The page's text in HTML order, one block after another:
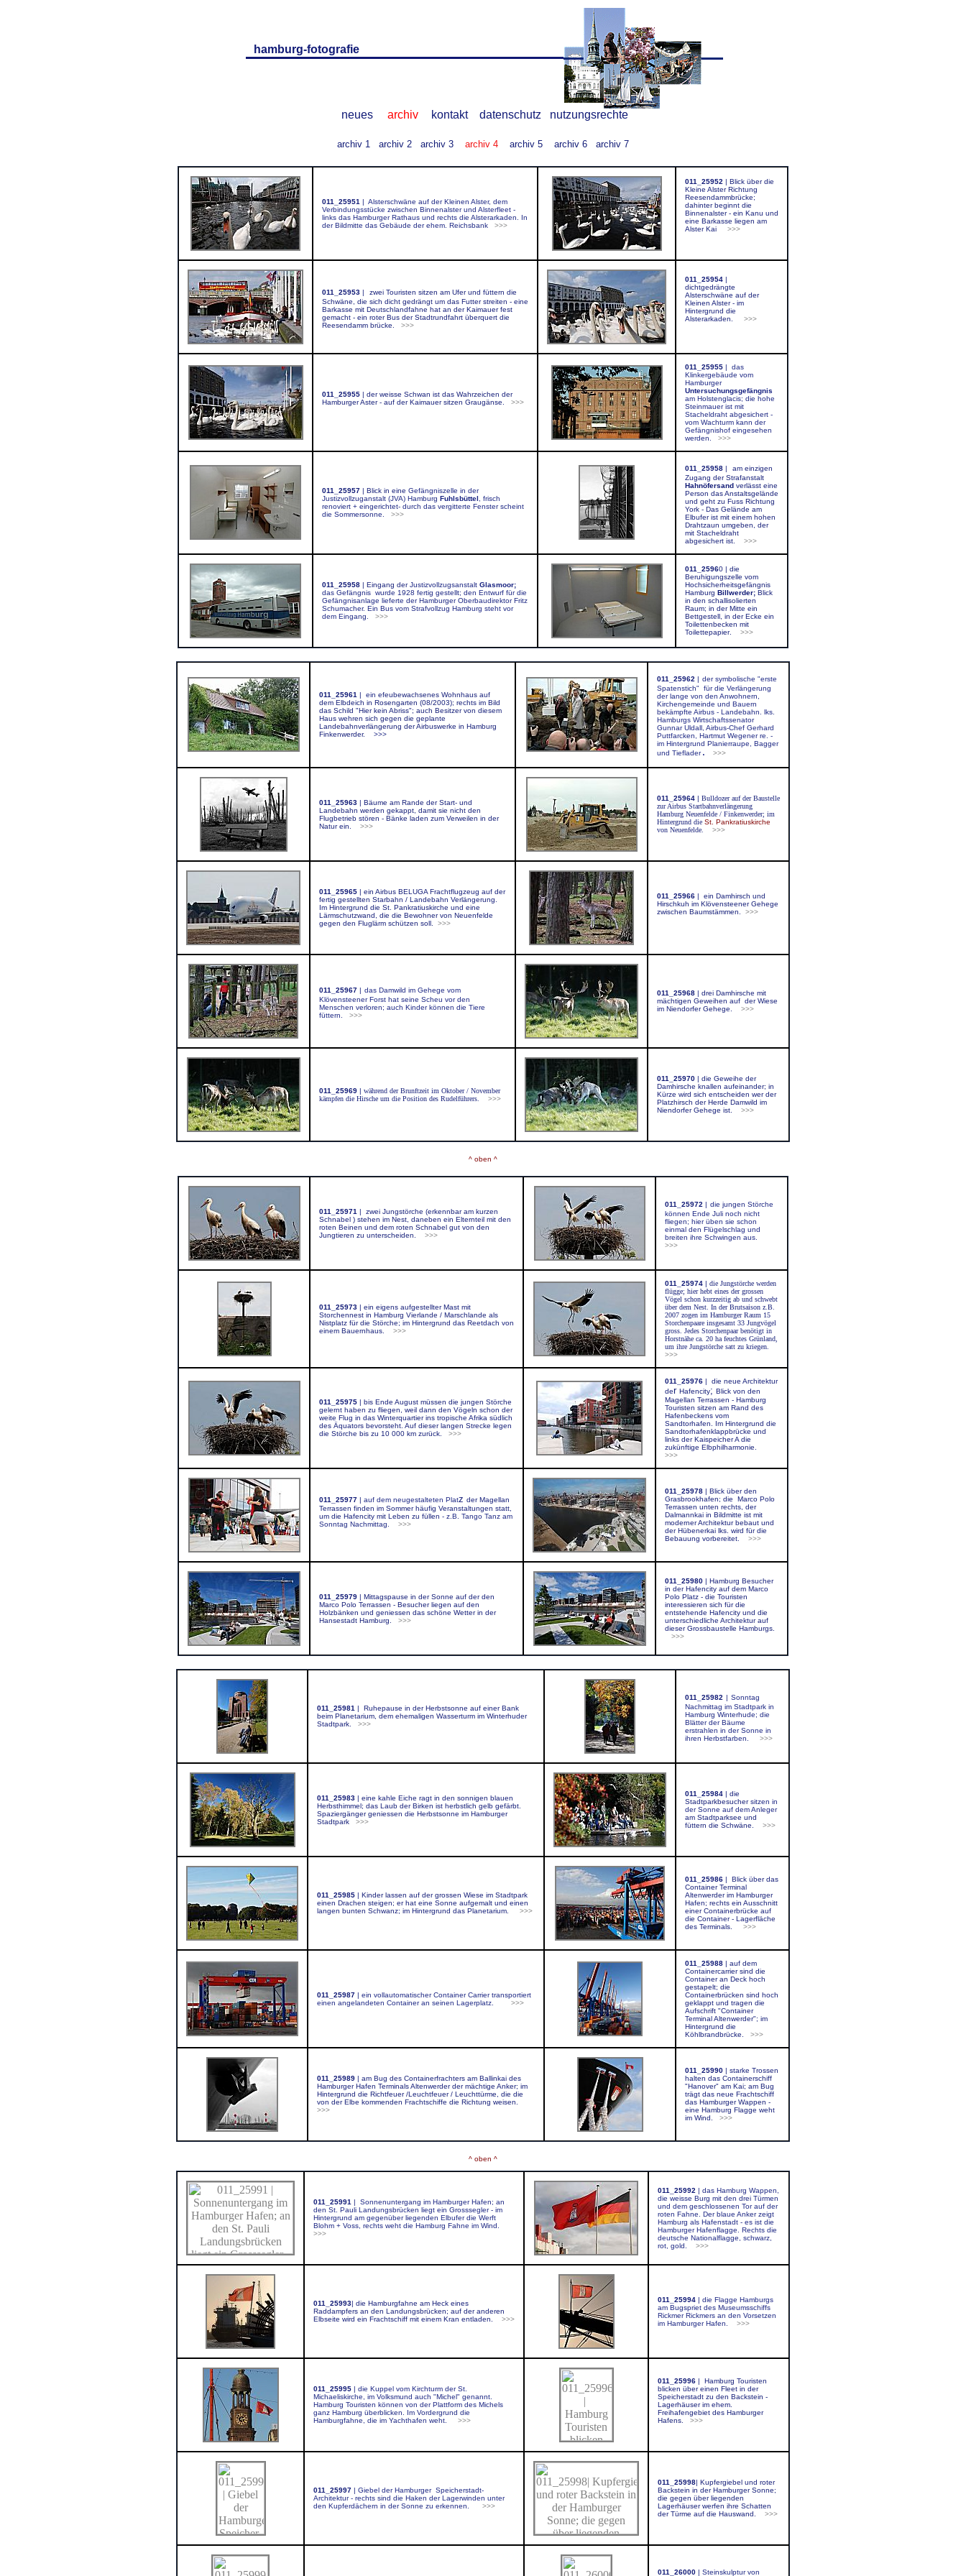
hamburg-fotografie
neues archiv kontakt datenschutz nutzungsrechte
archiv 1 archiv 2 archiv 3 archiv 4 archiv 5 archiv 6 archiv 7
011_25951 | Alsterschwäne auf der Kleinen Alster, dem
Verbindungsstücke zwischen Binnenalster und Alsterfleet -
links das Hamburger Rathaus und rechts die Alsterarkaden. In
der Bildmitte das Gebäude der ehem. Reichsbank >>>
011_25952 | Blick über die
Kleine Alster Richtung
Reesendammbrücke;
dahinter beginnt die
Binnenalster - ein Kanu und
eine Barkasse liegen am
Alster Kai
>>>
011_25953 |
zwei Touristen sitzen am Ufer und füttern die
Schwäne, die sich dicht gedrängt um das Futter streiten - eine
Barkasse mit Deutschlandfahne hat an der Kaimauer fest
gemacht - ein roter Bus der Stadtrundfahrt überquert die
Reesendamm brücke.
>>>
011_25954 |
dichtgedrängte
Alsterschwäne auf der
Kleinen Alster - im
Hintergrund die
Alsterarkaden.
>>>
011_25955 | der weisse Schwan ist das Wahrzeichen der
Hamburger Aster - auf der Kaimauer sitzen Graugänse.
>>>
011_25955 |
das
Klinkergebäude vom
Hamburger
Untersuchungsgefängnis
am Holstenglacis; die hohe
Steinmauer ist mit
Stacheldraht abgesichert -
vom Wachturm kann der
Gefängnishof eingesehen
werden. >>>
011_25957 | Blick in eine Gefängniszelle in der
Justizvollzuganstalt (JVA) Hamburg Fuhlsbüttel , frisch
renoviert + eingerichtet- durch das vergitterte Fenster scheint
die Sommersonne.
>>>
011_25958 |
am einzigen
Zugang der Strafanstalt
Hahnöfersand verlässt eine
Person das Anstaltsgelände
und geht zu Fuss Richtung
York - Das Gelände am
Elbufer ist mit einem hohen
Drahtzaun umgeben, der
mit Stacheldraht
abgesichert ist.
>>>
011_25958 | Eingang derJustizvollzugsanstalt Glasmoor;
das Gefängnis wurde 1928 fertig gestellt; den Entwurf für die
Gefängnisanlage lieferte der Hamburger Oberbaudirektor Fritz
Schumacher. Ein Bus vom Strafvollzug Hamburg steht vor
dem Eingang. >>>
011_25960 | die
Beruhigungszelle vom
Hochsicherheitsgefängnis
Hamburg Billwerder; Blick
in den schallisolierten
Raum; in der Mitte ein
Bettgestell, in der Ecke ein
Toilettenbecken mit
Toilettepapier. >>>
011_25961 | ein efeubewachsenes Wohnhaus auf
dem Elbdeich in Rosengarten (08/2003); rechts im Bild
das Schild "Hier kein Abriss"; auch Besitzer von diesem
Haus wehren sich gegen die geplante
Landebahnverlängerung der Airbuswerke in Hamburg
Finkenwerder.
>>>
011_25962 | der symbolische "erste
Spatenstich" für die Verlängerung
der lange von den Anwohnern,
Kirchengemeinde und Bauern
bekämpfte Airbus - Landebahn. lks.
Hamburgs Wirtschaftssenator
Gunnar Uldall, Airbus-Chef Gerhard
Puttfarcken, Hartmut Wegener re. -
im Hintergrund Planierraupe, Bagger
und Tieflader. >>>
011_25963 | Bäume am Rande der Start- und
Landebahn werden gekappt, damit sie nicht den
Flugbetrieb stören - Bänke laden zum Verweilen in der
Natur ein.
>>>
011_25964 | Bulldozer auf der Baustelle
zur Airbus Startbahnverlängerung
Hamburg Neuenfelde / Finkenwerder; im
Hintergrund die St. Pankratiuskirche
von Neuenfelde.
>>>
011_25965 | ein Airbus BELUGA Frachtflugzeug auf der
fertig gestellten Starbahn / Landebahn Verlängerung.
Im Hintergrund die St. Pankratiuskirche und eine
Lärmschutzwand, die die Bewohner von Neuenfelde
gegen den Fluglärm schützen soll.
>>>
011_25966 |
ein Damhirsch und
Hirschkuh im Klövensteener Gehege
zwischen Baumstämmen.
>>>
011_25967 | das Damwild im Gehege vom
Klövensteener Forst hat seine Scheu vor den
Menschen verloren; auch Kinder können die Tiere
füttern.
>>>
011_25968 | drei Damhirsche mit
mächtigen Geweihen auf der Wiese
im Niendorfer Gehege.
>>>
011_25969 | während der Brunftzeit im Oktober / November
kämpfen die Hirsche um die Position des Rudelführers.
>>>
011_25970 | die Geweihe der
Damhirsche knallen aufeinander; in
Kürze wird sich entscheiden wer der
Platzhirsch der Herde Damwild im
Niendorfer Gehege ist.
>>>
^ oben ^
011_25971 |
zwei Jungstörche (erkennbar am kurzen
Schnabel ) stehen im Nest, daneben ein Elternteil mit den
roten Beinen und dem roten Schnabel gut von den
Jungtieren zu unterscheiden.
>>>
011_25972 | die jungen Störche
können Ende Juli noch nicht
fliegen; hier üben sie schon
einmal den Flügelschlag und
breiten ihre Schwingen aus.
>>>
011_25973 | ein eigens aufgestellter Mast mit
Storchennest in Hamburg Vierlande / Marschlande als
Nistplatz für die Störche; im Hintergrund das Reetdach von
einem Bauernhaus.
>>>
011_25974 | die Jungstörche werden
flügge; hier hebt eines der grossen
Vögel schon kurzzeitig ab und schwebt
über dem Nest. In der Brutsaison z.B.
2007 zogen im Hamburger Raum 15
Storchenpaare insgesamt 33 Jungvögel
gross. Jedes Storchenpaar benötigt in
Horstnähe ca. 20 ha feuchtes Grünland,
um ihre Jungstörche satt zu kriegen.
>>>
011_25975 | bis Ende August müssen die jungen Störche
gelernt haben zu fliegen, weil dann den Vögeln schon der
weite Flug in das Winterquartier ins tropische Afrika südlich
des Äquators bevorsteht. Auf dieser langen Strecke legen
die Störche bis zu 10 000 km zurück.
>>>
011_25976 |
die neue Architektur
der Hafencity; Blick von den
Magellan Terrassen - Hamburg
Touristen sitzen am Rand des
Hafenbeckens vom
Sandtorhafen
Im Hintergrund die
Sandtorhafenklappbrücke und
links der Kaispeicher A die
zukünftige Elbphilharmonie.
>>>
011_25977 | auf dem neugestalteten Platz der Magellan
Terrassen finden im Sommer häufig Veranstaltungen statt,
um die Hafencity mit Leben zu füllen - z.B. Tango Tanz am
Sonntag Nachmittag.
>>>
011_25978 | Blick über den
Grasbrookhafen; die Marco Polo
Terrassen unten rechts, der
Dalmannkai in Bildmitte ist mit
moderner Architektur bebaut und
der Hübenerkai lks. wird für die
Bebauung vorbereitet.
>>>
011_25979 | Mittagspause in der Sonne auf der den
Marco Polo Terrassen - Besucher liegen auf den
Holzbänken und geniessen das schöne Wetter in der
Hansestadt Hamburg.
>>>
011_25980 | Hamburg Besucher
in der Hafencity auf dem Marco
Polo Platz - die Touristen
interessieren sich für die
entstehende Hafencity und die
unterschiedliche Architektur auf
dieser Grossbaustelle Hamburgs.
>>>
011_25981 |
Ruhepause in der Herbstsonne auf einer Bank
beim Planetarium, dem ehemaligen Wasserturm im Winterhuder
Stadtpark.
>>>
011_25982 | Sonntag
Nachmittag im Stadtpark in
Hamburg Winterhude; die
Blätter der Bäume
erstrahlen in der Sonne in
ihren Herbstfarben.
>>>
011_25983 | eine kahle Eiche ragt in den sonnigen blauen
Herbsthimmel; das Laub der Birken ist herbstlich gelb gefärbt.
Spaziergänger geniessen die Herbstsonne im Hamburger
Stadtpark
>>>
011_25984 | die
Stadtparkbesuchersitzen in
der Sonne auf dem Anleger
am Stadtparksee und
füttern die Schwäne.
>>>
011_25985 | Kinder lassen auf der grossen Wiese im Stadtpark
einen Drachen steigen; er hat eine Sonne aufgemalt und einen
langen bunten Schwanz; im Hintergrund das Planetarium.
>>>
011_25986 | Blick über das
Container Terminal
Altenwerder im Hamburger
Hafen; rechts ein Ausschnitt
einer Containerbrücke auf
die Container - Lagerfläche
des Terminals.
>>>
011_25987 | ein vollautomatischer Container Carrier transportiert
einen angelandeten Container an seinen Lagerplatz.
>>>
011_25988 | auf dem
Containercarrier sind die
Container an Deck hoch
gestapelt; die
Containerbrücken sind hoch
geklappt und tragen die
Aufschrift "Container
Terminal Altenwerder"; im
Hintergrund die
Köhlbrandbrücke.
>>>
011_25989 | am Bug des Containerfrachters am Ballinkai des
Hamburger Hafen Terminals Altenwerder der mächtige Anker; im
Hintergrund die Richtfeuer /Leuchtfeuer / Leuchttürme, die die
von der Elbe kommenden Frachtschiffe die Richtung weisen.
>>>
011_25990 | starke Trossen
halten das Containerschiff
"Hanover" am Kai; am Bug
trägt das neue Frachtschiff
das Hamburger Wappen -
eine Hamburg Flagge weht
im Wind.
>>>
^ oben ^
011_25991 |
Sonnenuntergang im Hamburger Hafen; an
den St. Pauli Landungsbrücken liegt ein Grosssegler - im
Hintergrund am gegenüber liegenden Elbufer die Werft
Blohm + Voss, rechts weht die Hamburg Fahne im Wind.
>>>
011_25992 | das Hamburg Wappen,
die weisse Burg mit den drei Türmen
und dem geschlossenen Tor auf der
roten Fahne. Der blaue Anker zeigt
Hamburg als Hafenstadt - es ist die
Hamburger Hafenflagge. Rechts die
deutsche Nationalflagge, schwarz,
rot, gold.
>>>
011_25993| die Hamburgfahne am Heck eines
Raddampfers an den Landungsbrücken; auf der anderen
Elbseite wird ein Frachtschiff mit einem Kran entladen.
>>>
011_25994 | die Flagge Hamburgs
am Bugspriet des Museumsschiffs
Rickmer Rickmers an den Vorsetzen
im Hamburger Hafen.
>>>
011_25995 | die Kuppel vom Kirchturm der St.
Michaeliskirche, im Volksmund auch "Michel" genannt.
Hamburg Touristen können von der Plattform des Michels
ganz Hamburg überblicken. Im Vordergrund die
Hamburgfahne, die im Yachthafen weht.
>>>
011_25996 |
Hamburg Touristen
blicken über einen Fleet in der
Speicherstadt zu den Backstein -
Lagerhäuser im ehem.
Freihafengebiet des Hamburger
Hafens.
>>>
011_25997 | Giebel der Hamburger Speicherstadt-
Architektur - rechts sind die Haken der Lagerwinden unter
den Kupferdächern in der Sonne zu erkennen.
>>>
011_25998| Kupfergiebel und roter
Backstein in der Hamburger Sonne;
die gegen über liegenden
Lagerhäuser werfen ihre Schatten
der Türme auf die Hauswand.
>>>
011_26000 | Steinskulptur von